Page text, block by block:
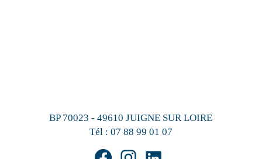
BP 70023 - 49610 JUIGNE SUR LOIRE
Tél : 07 88 99 01 07